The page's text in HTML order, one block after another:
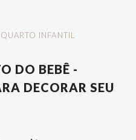
QUARTO INFANTIL
DO BEBÊ -
DECORAR SEU